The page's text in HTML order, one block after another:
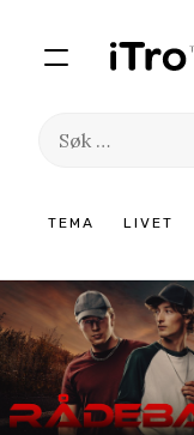
TEMA LIVET
Søk
innhold